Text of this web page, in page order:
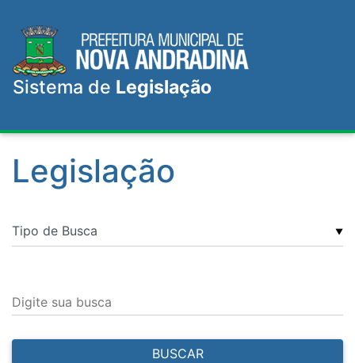
Sistema de Legislação
Legislação
▼
Digite sua busca
BUSCAR